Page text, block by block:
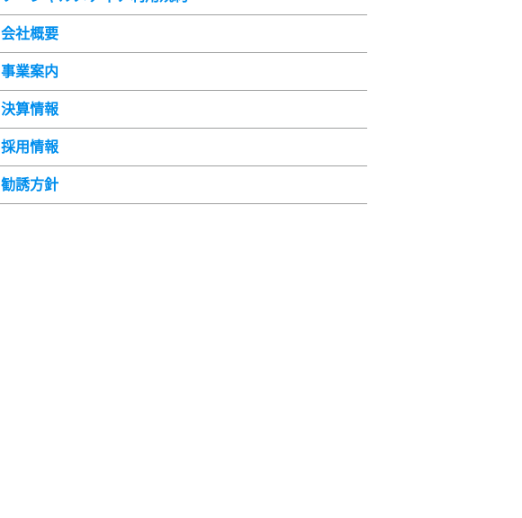
会社概要
事業案内
決算情報
採用情報
勧誘方針